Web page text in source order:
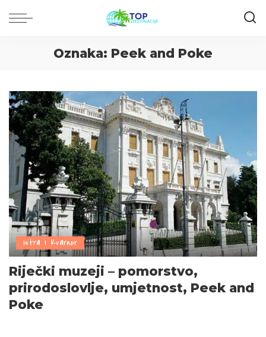
Oznaka: Peek and Poke
Istra i Kvarner
Riječki muzeji – pomorstvo,
prirodoslovlje, umjetnost, Peek and
Poke